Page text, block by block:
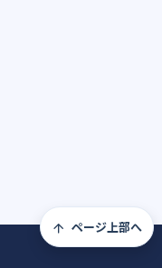
ページ上部へ